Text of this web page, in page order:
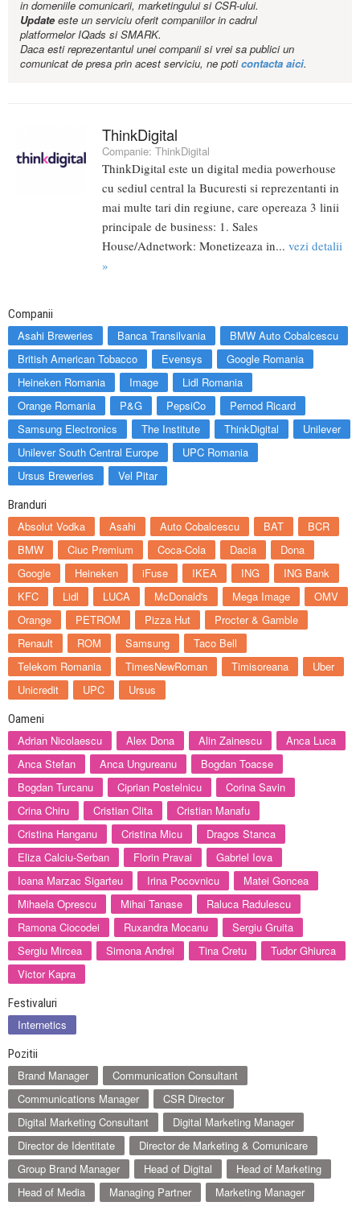
in domeniile comunicarii, marketingului si CSR-ului.
Updateeste un serviciu oferit companiilor in cadrul
platformelor IQads si SMARK.
Daca esti reprezentantul unei companii si vrei sa publici un
comunicat de presa prin acest serviciu, ne poticontacta aici.
ThinkDigital
Companie: ThinkDigital
ThinkDigital este un digital media powerhouse
cu sediul central la Bucuresti si reprezentanti in
mai multe tari din regiune, care opereaza 3 linii
principale de business: 1. Sales
House/Adnetwork: Monetizeaza in... vezi detalii
»
Companii
Asahi Breweries Banca Transilvania
BMW Auto Cobalcescu
British American Tobacco
Evensys
Google Romania
Heineken Romania
Image
Lidl Romania
Orange Romania
P&G PepsiCo
Pernod Ricard
Samsung Electronics
The Institute ThinkDigital
Unilever
Unilever South Central Europe
UPC Romania
Ursus Breweries
Vel Pitar
Branduri
Absolut Vodka Asahi Auto Cobalcescu BAT
BCR
BMW
Ciuc Premium Coca-Cola Dacia
Dona
Google
Heineken iFuse IKEA ING
ING Bank
KFC
Lidl LUCA McDonald's Mega Image
OMV
Orange
PETROM Pizza Hut
Procter & Gamble
Renault
ROM Samsung
Taco Bell
Telekom Romania
TimesNewRoman Timisoreana
Uber
Unicredit
UPC Ursus
Oameni
Adrian Nicolaescu Alex Dona Alin Zainescu
Anca Luca
Anca Stefan
Anca Ungureanu
Bogdan Toacse
Bogdan Turcanu
Ciprian Postelnicu
Corina Savin
Crina Chiru
Cristian Clita
Cristian Manafu
Cristina Hanganu
Cristina Micu
Dragos Stanca
Eliza Calciu-Serban
Florin Pravai
Gabriel Iova
Ioana Marzac Sigarteu
Irina Pocovnicu
Matei Goncea
Mihaela Oprescu
Mihai Tanase
Raluca Radulescu
Ramona Ciocodei
Ruxandra Mocanu
Sergiu Gruita
Sergiu Mircea
Simona Andrei Tina Cretu
Tudor Ghiurca
Victor Kapra
Festivaluri
Internetics
Pozitii
Brand Manager
Communication Consultant
Communications Manager
CSR Director
Digital Marketing Consultant
Digital Marketing Manager
Director de Identitate
Director de Marketing & Comunicare
Group Brand Manager
Head of Digital
Head of Marketing
Head of Media
Managing Partner
Marketing Manager